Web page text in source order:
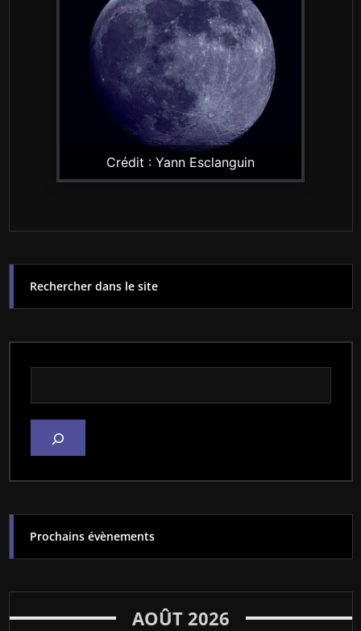
Crédit : Yann Esclanguin
Rechercher dans le site
Rechercher dans le site
Prochains évènements
AOÛT 2026